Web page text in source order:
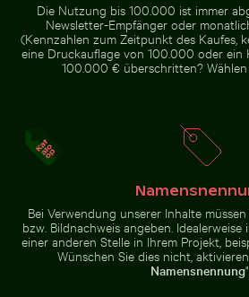
Blaue Sanduhr am Sandstrand
Roter Nagellack auf Sandstrand
Roter Nagellack auf
Zur Stock-Kollektion
Die Nutzung bis 100.000 ist immer
Newsletter-Empfänger oder
(Kennzahlen zum Zeitpunkt des Kaufes,
eine Druckauflage von 100.000 oder ein
100.000 € überschritten? Wählen
Bei Verwendung unserer Inhalte
bzw. Bildnachweis angeben.
einer anderen Stelle in Ihrem Projekt,
Wünschen Sie dies nicht,
Namensnennung".